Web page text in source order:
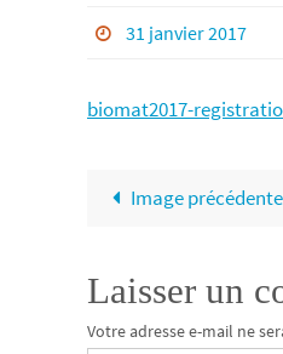
31 janvier 2017
biomat2017-
Image précédente
Laisser un
Votre adresse e-mail ne